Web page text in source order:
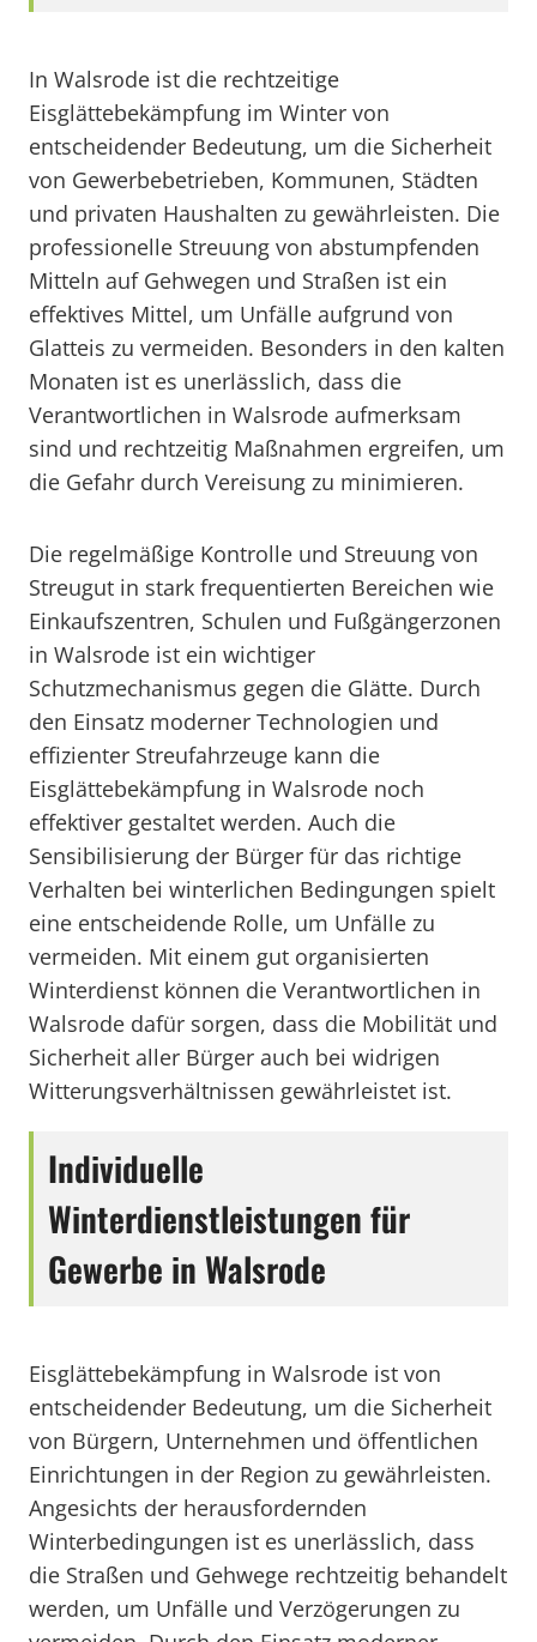
In Walsrode ist die rechtzeitige
Eisglättebekämpfung im Winter von
entscheidender Bedeutung, um die Sicherheit
von Gewerbebetrieben, Kommunen, Städten
und privaten Haushalten zu gewährleisten. Die
professionelle Streuung von abstumpfenden
Mitteln auf Gehwegen und Straßen ist ein
effektives Mittel, um Unfälle aufgrund von
Glatteis zu vermeiden. Besonders in den kalten
Monaten ist es unerlässlich, dass die
Verantwortlichen in Walsrode aufmerksam
sind und rechtzeitig Maßnahmen ergreifen, um
die Gefahr durch Vereisung zu minimieren.
Die regelmäßige Kontrolle und Streuung von
Streugut in stark frequentierten Bereichen wie
Einkaufszentren, Schulen und Fußgängerzonen
in Walsrode ist ein wichtiger
Schutzmechanismus gegen die Glätte. Durch
den Einsatz moderner Technologien und
effizienter Streufahrzeuge kann die
Eisglättebekämpfung in Walsrode noch
effektiver gestaltet werden. Auch die
Sensibilisierung der Bürger für das richtige
Verhalten bei winterlichen Bedingungen spielt
eine entscheidende Rolle, um Unfälle zu
vermeiden. Mit einem gut organisierten
Winterdienst können die Verantwortlichen in
Walsrode dafür sorgen, dass die Mobilität und
Sicherheit aller Bürger auch bei widrigen
Witterungsverhältnissen gewährleistet ist.
Individuelle
Winterdienstleistungen für
Gewerbe in Walsrode
Eisglättebekämpfung in Walsrode ist von
entscheidender Bedeutung, um die Sicherheit
von Bürgern, Unternehmen und öffentlichen
Einrichtungen in der Region zu gewährleisten.
Angesichts der herausfordernden
Winterbedingungen ist es unerlässlich, dass
die Straßen und Gehwege rechtzeitig behandelt
werden, um Unfälle und Verzögerungen zu